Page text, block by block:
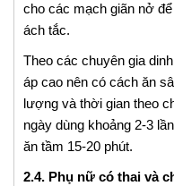
cho các mạch giãn nở
ách tắc.
Theo các chuyên gia
áp cao nên có cách ăn
lượng và thời gian theo
ngày dùng khoảng 2-3
ăn tầm 15-20 phút.
2.4. Phụ nữ có thai và